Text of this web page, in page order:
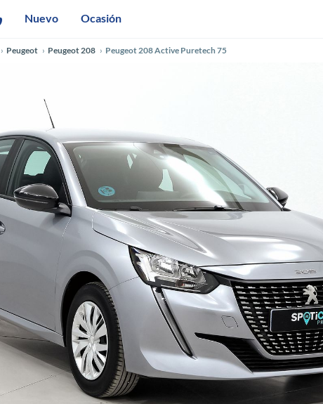
Nuevo Ocasión
Peugeot Peugeot 208 Peugeot 208 Active Puretech 75